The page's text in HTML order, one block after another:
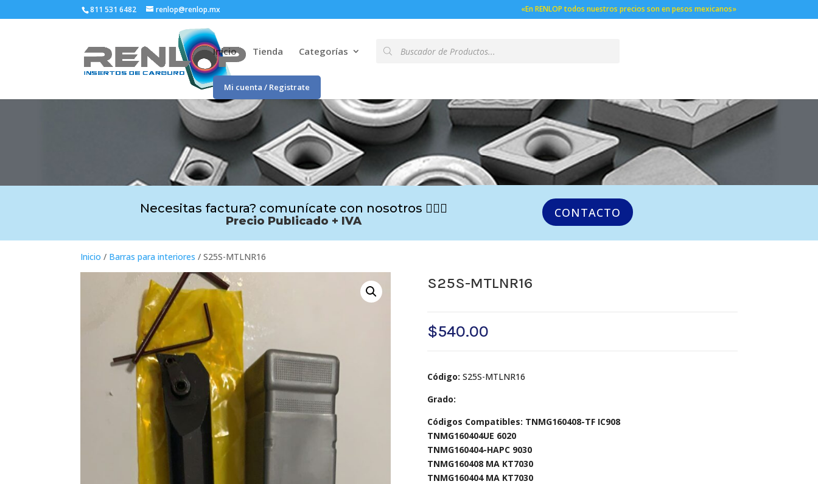
811 531 6482 renlop@renlop.mx «En RENLOP todos nuestros precios son en pesos mexicanos»
Inicio Tienda Categorías de
productos
Mi cuenta / Registrate
Necesitas factura? comunícate con nosotros 🙋🏻‍♂️
Precio Publicado + IVA
CONTACTO
Inicio / Barras para interiores / S25S-MTLNR16
S25S-MTLNR16
$540.00
Código: S25S-MTLNR16
Grado:
Códigos Compatibles: TNMG160408-TF IC908
TNMG160404UE 6020
TNMG160404-HAPC 9030
TNMG160408 MA KT7030
TNMG160404 MA KT7030